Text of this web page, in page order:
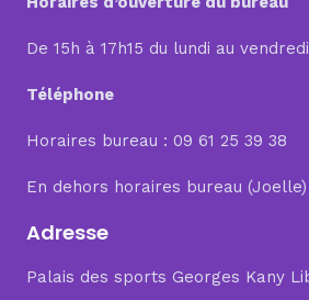
De 15h à 17h15 du lundi au vendredi
Téléphone
Horaires bureau : 09 61 25 39 38
En dehors horaires bureau
Adresse
Palais des sports Georges Kany